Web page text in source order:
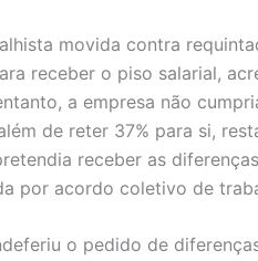
movida contra
receber o piso salarial,
a empresa não
de reter 37% para si,
receber as
por acordo coletivo de
o pedido de